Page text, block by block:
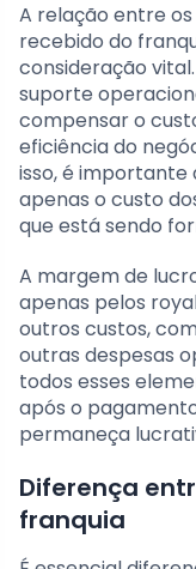
A relação entre
recebido do
consideração
suporte
compensar o
eficiência do
isso, é importante
apenas o custo
que está sendo
A margem de
apenas pelos
outros custos,
outras despesas
todos esses
após o
permaneça
Diferença
franquia